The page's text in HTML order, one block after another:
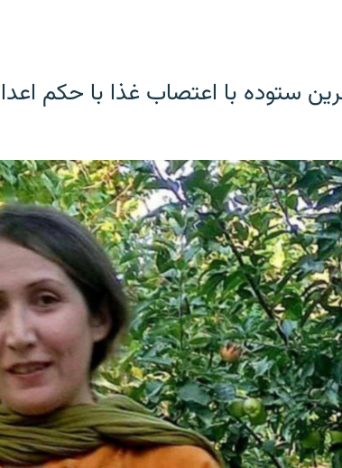
ستوده با اعتصاب غذا با حکم